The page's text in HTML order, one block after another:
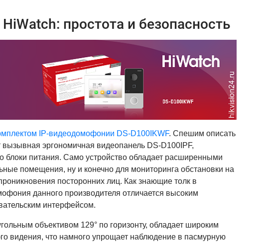
простота и безопасность
IP-видеодомофонии DS-D100IKWF. Спешим описать
эргономичная видеопанель DS-D100IPF,
блоки питания. Само устройство обладает расширенными
помещения, ну и конечно для мониторинга обстановки на
посторонних лиц. Как знающие толк в
данного производителя отличается высоким
интерфейсом.
объективом 129° по горизонту, обладает широким
видения, что намного упрощает наблюдение в пасмурную